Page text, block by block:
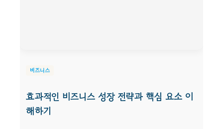
비즈니스
효과적인 비즈니스 성장 전략과 핵심 요소 이
해하기